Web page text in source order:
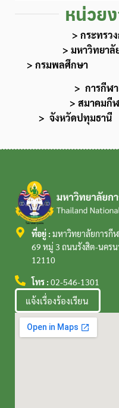
หน่วย
> กระทรว
> มหาวิทยาลั
> กรมพลศึกษา
> การกีฬ
> สมาค
> จังหวัดปทุมธานี
ที่อยู่ : มหาวิทยาลัยการกี
69 หมู่ 3 ถนนรังสิต-นคร
12110
โทร : 02-546-1301
แจ้งเรื่องร้องเรียน